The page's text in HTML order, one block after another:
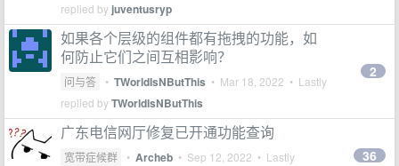
replied by juventusryp
如果各个层级的组件都有拖拽的功能，如
何防止它们之间互相影响？
问与答 • TWorldIsNButThis • Mar 18, 2022 • Lastly
replied byTWorldIsNButThis
2
广东电信网厅修复已开通功能查询
宽带症候群 • Archeb • Sep 12, 2022 • Lastly
36